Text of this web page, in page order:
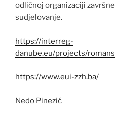
odličnoj organizaciji
sudjelovanje.
https://interreg-
danube.eu/projects/
https://www.eui-zzh.ba/
Nedo Pinezić